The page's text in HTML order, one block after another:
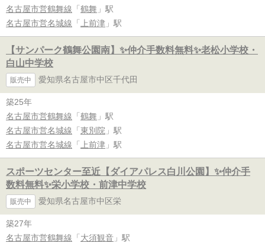
名古屋市営鶴舞線 「 鶴舞 」駅
名古屋市営名城線 「 上前津 」駅
【サンパーク鶴舞公園南】✨️仲介手数料無料✨️老松小学校・
白山中学校
販売中 愛知県名古屋市中区千代田
築25年
名古屋市営鶴舞線 「 鶴舞 」駅
名古屋市営名城線 「 東別院 」駅
名古屋市営名城線 「 上前津 」駅
スポーツセンター至近【ダイアパレス白川公園】✨️仲介手
数料無料✨️栄小学校・前津中学校
販売中 愛知県名古屋市中区栄
築27年
名古屋市営鶴舞線 「 大須観音 」駅